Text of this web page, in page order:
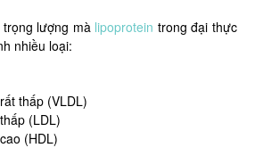
lượng mà lipoprotein trong đại thực
nhiều loại:
thấp (VLDL)
(LDL)
(HDL)